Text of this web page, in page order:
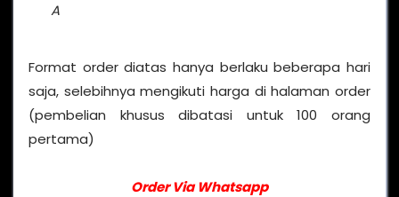
A
Format order diatas hanya berlaku beberapa hari
saja, selebihnya mengikuti harga di halaman order
(pembelian khusus dibatasi untuk 100 orang
pertama)
Order Via Whatsapp